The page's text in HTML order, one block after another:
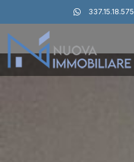
337.15.18.575